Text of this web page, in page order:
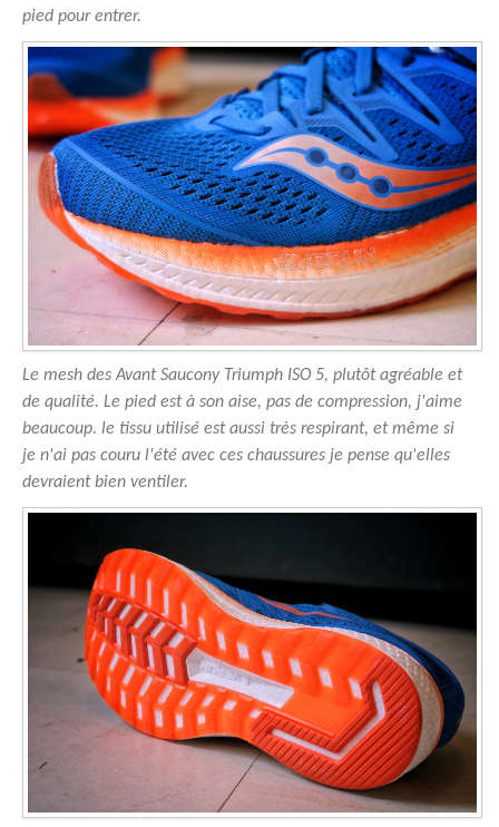
pied pour entrer.
Le mesh des Avant Saucony Triumph ISO 5, plutôt agréable et
de qualité. Le pied est à son aise, pas de compression, j'aime
beaucoup. le tissu utilisé est aussi très respirant, et même si
je n'ai pas couru l'été avec ces chaussures je pense qu'elles
devraient bien ventiler.